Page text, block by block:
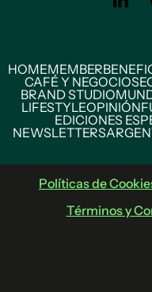
HOMEMEMBER
CAFÉ Y NEGOCIOS
BRAND STUDIO
LIFESTYLEOPINIÓN
EDICIONES
NEWSLETTERS
Políticas de
Términos y